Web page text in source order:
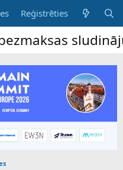
Reģistrēties